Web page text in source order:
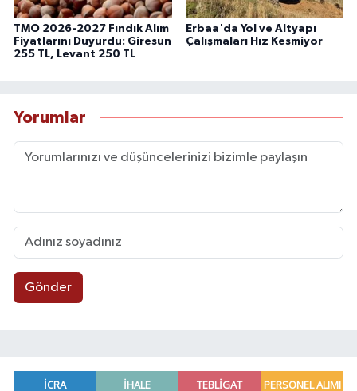
TMO 2026-2027 Fındık Alım
Fiyatlarını Duyurdu: Giresun
255 TL, Levant 250 TL
Erbaa'da Yol ve Altyapı
Çalışmaları Hız Kesmiyor
Yorumlar
Gönder